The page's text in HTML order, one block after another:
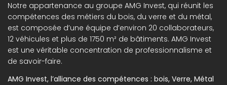
Notre appartenance au groupe AMG Invest, qui réunit les
compétences des métiers du bois, du verre et du métal,
est composée d’une équipe d’environ 20 collaborateurs,
12 véhicules et plus de 1750 m² de bâtiments. AMG Invest
est une véritable concentration de professionnalisme et
de savoir-faire.
AMG Invest, l’alliance des compétences : bois, Verre, Métal